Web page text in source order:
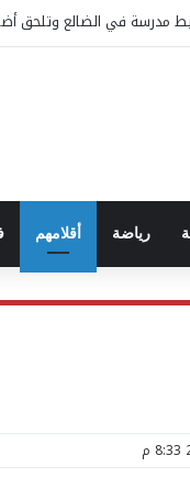
في الضالع وتلحق
رياضة أقلامهم